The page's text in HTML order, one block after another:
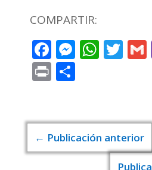
COMPARTIR:
Facebook
Print
← Publicación anterior